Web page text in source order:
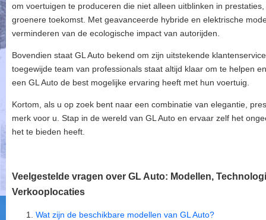
om voertuigen te produceren die niet alleen uitblinken in
groenere toekomst. Met geavanceerde hybride en elektrische
verminderen van de ecologische impact van autorijden.
Bovendien staat GL Auto bekend om zijn uitstekende
toegewijde team van professionals staat altijd klaar om te helpen
een GL Auto de best mogelijke ervaring heeft met hun voertuig.
Kortom, als u op zoek bent naar een combinatie van elegantie,
merk voor u. Stap in de wereld van GL Auto en ervaar zelf het
het te bieden heeft.
Veelgestelde vragen over GL Auto: Modellen,
Verkooplocaties
Wat zijn de beschikbare modellen van GL Auto?